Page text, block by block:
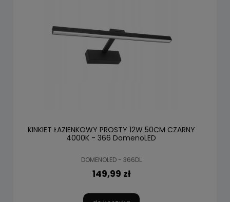
KINKIET ŁAZIENKOWY PROSTY 12W 50CM CZARNY
4000K - 366 DomenoLED
DOMENOLED - 366DL
149,99 zł